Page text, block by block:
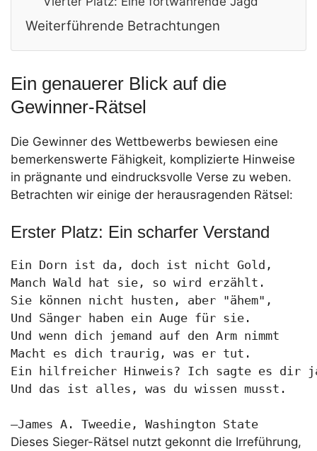
Weiterführende Betrachtungen
Ein genauerer Blick auf die
Gewinner-Rätsel
Die Gewinner des Wettbewerbs bewiesen eine
bemerkenswerte Fähigkeit, komplizierte Hinweise
in prägnante und eindrucksvolle Verse zu weben.
Betrachten wir einige der herausragenden Rätsel:
Erster Platz: Ein scharfer Verstand
Ein Dorn ist da, doch ist nicht Gold,
Manch Wald hat sie, so wird erzählt.
Sie können nicht husten, aber "ähem",
Und Sänger haben ein Auge für sie.
Und wenn dich jemand auf den Arm nimmt
Macht es dich traurig, was er tut.
Ein hilfreicher Hinweis? Ich sagte es dir
Und das ist alles, was du wissen musst.
—James A. Tweedie, Washington State
Dieses Sieger-Rätsel nutzt gekonnt die Irreführung,